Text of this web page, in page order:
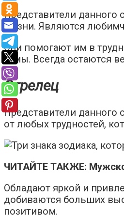
Представители данного
жизни. Являются
Они помогают им в
темы. Всегда остаются
Стрелец
Представители данного
от любых трудностей,
ЧИТАЙТЕ ТАКЖЕ:
Обладают яркой и
добиваются больших
позитивом.